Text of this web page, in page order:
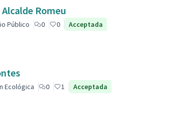
Romeu
Público 0 0 Acceptada
Ecológica 0 1 Acceptada